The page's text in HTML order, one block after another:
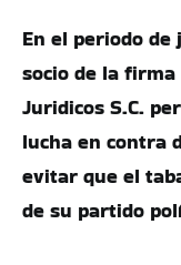
En el periodo de
socio de la
Juridicos S.C.
lucha en contra
evitar que el
de su partido